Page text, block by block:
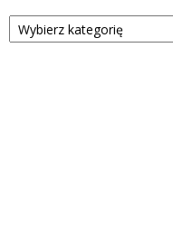
Kategorie